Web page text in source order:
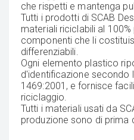
che rispetti e mantenga
Tutti i prodotti di SCAB
materiali riciclabili al
componenti che li
differenziabili.
Ogni elemento plastico
d'identificazione secondo
1469:2001, e fornisce
riciclaggio.
Tutti i materiali usati da
produzione sono di prima